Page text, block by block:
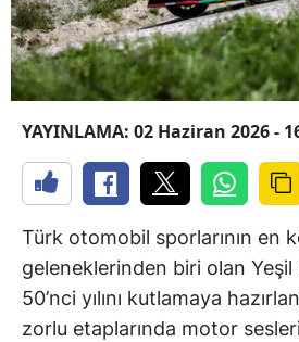
YAYINLAMA: 02 Haziran 2026 -
Türk otomobil sporlarının en
geleneklerinden biri olan Yeşil
50’nci yılını kutlamaya
zorlu etaplarında motor